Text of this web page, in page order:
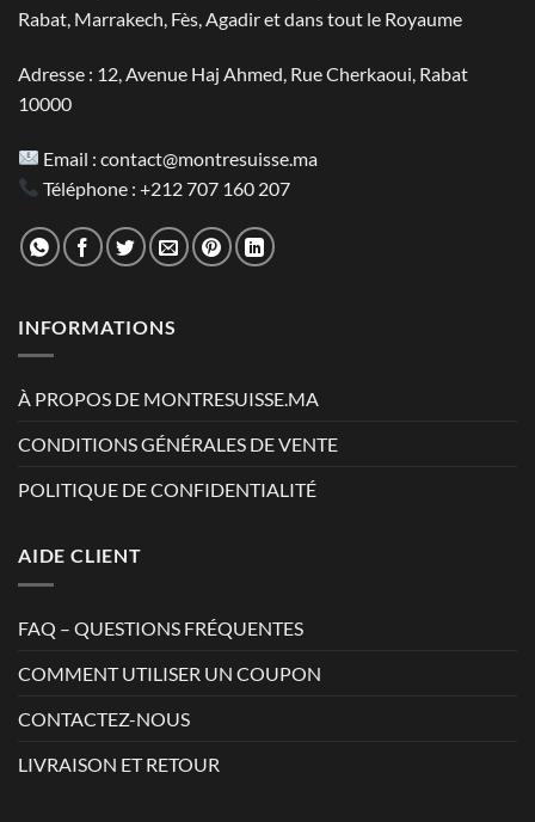
Rabat, Marrakech, Fès, Agadir et dans tout le Royaume
Adresse : 12, Avenue Haj Ahmed, Rue Cherkaoui, Rabat
10000
Email :contact@montresuisse.ma
Téléphone :+212 707 160 207
INFORMATIONS
À PROPOS DE MONTRESUISSE.MA
CONDITIONS GÉNÉRALES DE VENTE
POLITIQUE DE CONFIDENTIALITÉ
AIDE CLIENT
FAQ – QUESTIONS FRÉQUENTES
COMMENT UTILISER UN COUPON
CONTACTEZ-NOUS
LIVRAISON ET RETOUR